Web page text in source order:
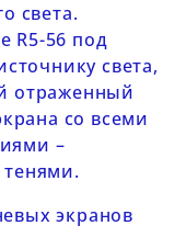
света.
R5-56 под
света,
отраженный
со всеми
–
экранов